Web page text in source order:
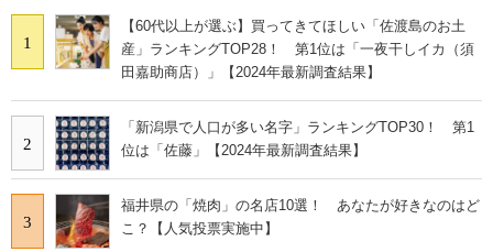
1
【60代以上が選ぶ】買ってきてほしい「佐渡島のお土
産」ランキングTOP28！ 第1位は「一夜干しイカ（須
田嘉助商店）」【2024年最新調査結果】
2
「新潟県で人口が多い名字」ランキングTOP30！ 第1
位は「佐藤」【2024年最新調査結果】
3
福井県の「焼肉」の名店10選！ あなたが好きなのはど
こ？【人気投票実施中】